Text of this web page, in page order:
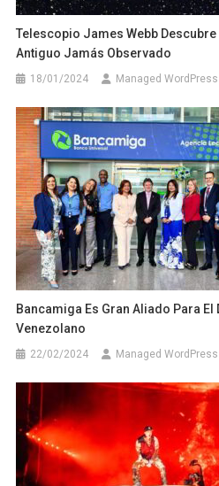
Telescopio James Webb
Antiguo Jamás Observado
18/01/2024 Managed
Bancamiga Es Gran Aliado Para
Venezolano
22/02/2024 Managed